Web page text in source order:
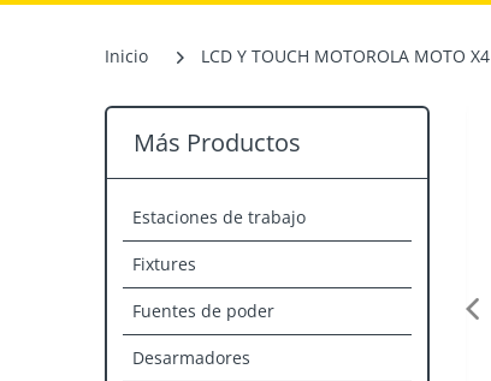
Inicio LCD Y TOUCH MOTOROLA MOTO X4
Más Productos
Estaciones de trabajo
Fixtures
Fuentes de poder
Desarmadores